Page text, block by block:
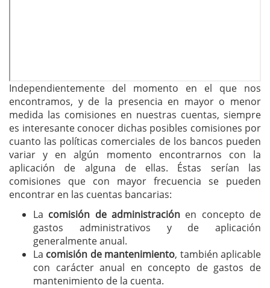
Independientemente del momento en el que nos
encontramos, y de la presencia en mayor o menor
medida las comisiones en nuestras cuentas, siempre
es interesante conocer dichas posibles comisiones por
cuanto las políticas comerciales de los bancos pueden
variar y en algún momento encontrarnos con la
aplicación de alguna de ellas. Éstas serían las
comisiones que con mayor frecuencia se pueden
encontrar en las cuentas bancarias:
La comisión de administración en concepto de
gastos administrativos y de aplicación
generalmente anual.
La comisión de mantenimiento, también aplicable
con carácter anual en concepto de gastos de
mantenimiento de la cuenta.